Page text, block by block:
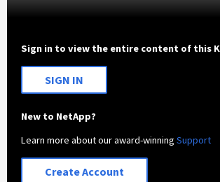
Sign in to view the entire content of this
SIGN IN
New to NetApp?
Learn more about our award-winningSupport
Create Account